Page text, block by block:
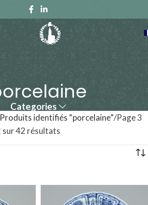
Categories
Produits identifiés “porcelaine” Page 3
42 résultats